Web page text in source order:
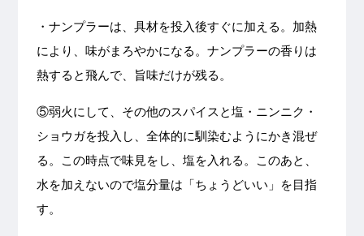
・ナンプラーは、具材を投入後すぐに加える。加熱
により、味がまろやかになる。ナンプラーの香りは
熱すると飛んで、旨味だけが残る。
⑤弱火にして、その他のスパイスと塩・ニンニク・
ショウガを投入し、全体的に馴染むようにかき混ぜ
る。この時点で味見をし、塩を入れる。このあと、
水を加えないので塩分量は「ちょうどいい」を目指
す。